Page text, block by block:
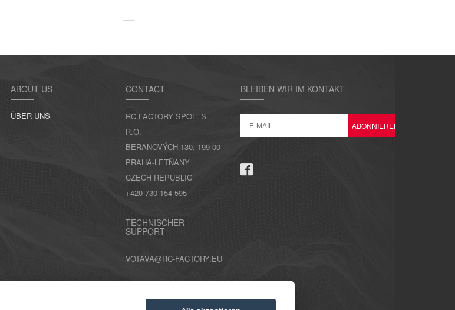
ABOUT US
ÜBER UNS
CONTACT
RC FACTORY SPOL. S
R.O.
BERANOVÝCH 130, 199 00
PRAHA-LETŇANY
CZECH REPUBLIC
+420 730 154 595
TECHNISCHER
SUPPORT
VOTAVA@RC-FACTORY.EU
BLEIBEN WIR IM KONTAKT